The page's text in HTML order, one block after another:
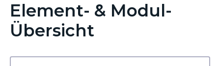
Element- & Modul-
Übersicht